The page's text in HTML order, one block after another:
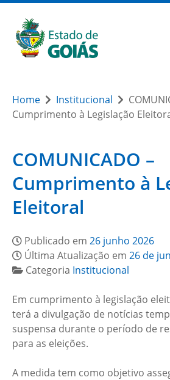
Home Institucional
Cumprimento à Legislação
COMUNICADO –
Cumprimento à
Eleitoral
Publicado em 26 junho 2026
Última Atualização em 26 de
Categoria Institucional
Em cumprimento à legislação
terá a divulgação de notícias
suspensa durante o período de
para as eleições.
A medida tem como objetivo